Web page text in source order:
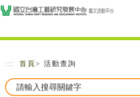
跳到主要內容
網站導覽
::: 首頁 > 活動查詢